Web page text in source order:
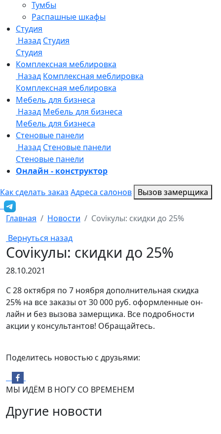
Онлайн - конструктор
Как сделать заказ Адреса салонов Вызов замерщика
Главная Новости
Coviкулы: скидки до 25%
Вернуться назад
Coviкулы: скидки до 25%
28.10.2021
С 28 октября по 7 ноября дополнительная скидка
25% на все заказы от 30 000 руб. оформленные он-
лайн и без вызова замерщика. Все подробности
акции у консультантов! Обращайтесь.
Поделитесь новостью с друзьями:
МЫ ИДЁМ В НОГУ СО ВРЕМЕНЕМ
Другие новости